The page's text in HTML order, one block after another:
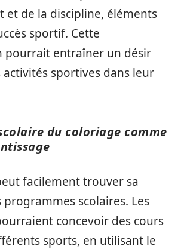
et de la discipline, éléments
sportif. Cette
pourrait entraîner un désir
activités sportives dans leur
du coloriage comme
facilement trouver sa
programmes scolaires. Les
concevoir des cours
sports, en utilisant le